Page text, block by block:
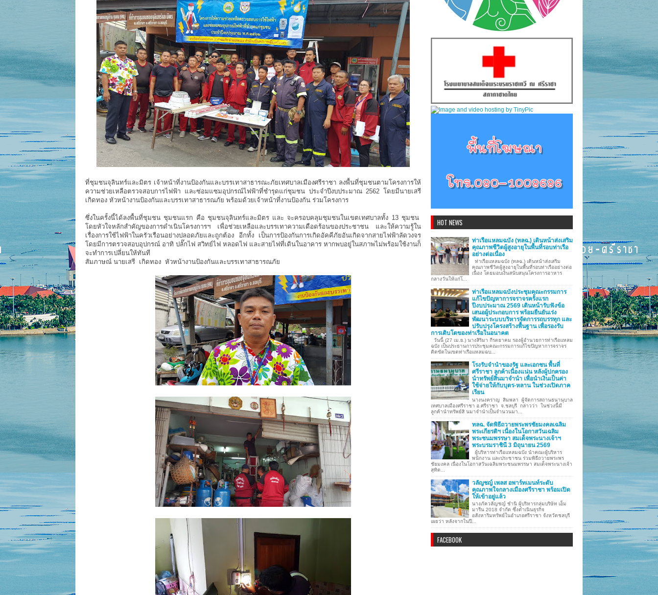
ที่ชุมชนจุลินทร์และมิตร เจ้าหน้าที่งานป้องกันและบรรเทาสาธารณะภัยเทศบาลเมืองศรีราชา ลงพื้นที่ชุมชนตามโครงการให้
ความช่วยเหลือตรวจสอบการไฟฟ้า และซ่อมแซมอุปกรณ์ไฟฟ้าที่ชำรุดแก่ชุมชน ประจำปีงบประมาณ 2562 โดยมีนายเสรี
เกิดทอง หัวหน้างานป้องกันและบรรเทาสาธารณภัย พร้อมด้วยเจ้าหน้าที่งานป้องกัน ร่วมโครงการ
ซึ่งในครั้งนี้ได้ลงพื้นที่ชุมชน ชุมชนแรก คือ ชุมชนจุลินทร์และมิตร และ จะครอบคลุมชุมชนในเขตเทศบาลทั้ง 13 ชุมชน
โดยหัวใจหลักสำคัญของการดำเนินโครงการฯ เพื่อช่วยเหลือและบรรเทาความเดือดร้อนของประชาชน และให้ความรู้ใน
เรื่องการใช้ไฟฟ้าในครัวเรือนอย่างปลอดภัยและถูกต้อง อีกทั้ง เป็นการป้องกันการเกิดอัคคีภัยอันเกิดจากสายไฟฟ้าลัดวงจร
โดยมีการตรวจสอบอุปกรณ์ อาทิ ปลั๊กไฟ สวิทย์ไฟ หลอดไฟ และสายไฟที่เดินในอาคาร หากพบอยู่ในสภาพไม่พร้อมใช้งานก็
จะทำการเปลี่ยนให้ทันที
สัมภาษณ์ นายเสรี เกิดทอง หัวหน้างานป้องกันและบรรเทาสาธารณภัย
HOT NEWS
ท่าเรือแหลมฉบัง (ทลฉ.) เดินหน้าส่งเสริม
คุณภาพชีวิตผู้สูงอายุในพื้นที่รอบท่าเรือ
อย่างต่อเนื่อง
ท่าเรือแหลมฉบัง (ทลฉ.) เดินหน้าส่งเสริม
คุณภาพชีวิตผู้สูงอายุในพื้นที่รอบท่าเรืออย่างต่อ
เนื่อง โดยมอบเงินสนับสนุนโครงการอาหาร
กลางวันให้แก่โ...
ท่าเรือแหลมฉบังประชุมคณะกรรมการ
แก้ไขปัญหาการจราจรครั้งแรก
ปีงบประมาณ 2569 เดินหน้ารับฟังข้อ
เสนอผู้ประกอบการ พร้อมยืนยันเร่ง
พัฒนาระบบบริหารจัดการรถบรรทุก และ
ปรับปรุงโครงสร้างพื้นฐาน เพื่อรองรับ
การเติบโตของท่าเรือในอนาคต
วันนี้ (27 เม.ย.) นางสิริมา กีรตยาคม รองผู้อำนวยการท่าเรือแหลม
ฉบัง เป็นประธานการประชุมคณะกรรมการแก้ไขปัญหาการจราจร
ติดขัดในเขตท่าเรือแหลมฉบ...
โรงรับจำนำของรัฐ และเอกชน พื้นที่
ศรีราชา ลูกค้าเนื่องแน่น หลังผู้ปกครอง
นำทรัพย์สินมาจำนำ เพื่อนำเงินเป็นค่า
ใช้จ่ายให้กับบุตร-หลาน ในช่วงเปิดภาค
เรียน
นางนงคราญ สิมพลา ผู้จัดการสถานธนานุบาล
เทศบาลเมืองศรีราชา อ.ศรีราชา จ.ชลบุรี กล่าวว่า ในช่วงนี้มี
ลูกค้านำทรัพย์สิ นมาจำนำเป็นจำนวนมา...
ทลฉ. จัดพิธีถวายพระพรชัยมงคลเฉลิม
พระเกียรติฯ เนื่องในโอกาสวันเฉลิม
พระชนมพรรษา สมเด็จพระนางเจ้าฯ
พระบรมราชินี 3 มิถุนายน 2569
ผู้บริหารท่าเรือแหลมฉบัง นำคณะผู้บริหาร
พนักงาน และประชาชน ร่วมพิธีถวายพระพร
ชัยมงคล เนื่องในโอกาสวันเฉลิมพระชนมพรรษา สมเด็จพระนางเจ้า
สุทิด...
วลัญชญ์ เพลส อพาร์ทเมนท์ระดับ
คุณภาพใจกลางเมืองศรีราชา พร้อมเปิด
ให้เข้าอยู่แล้ว
นางภัควลัญชญ์ ชำนิ ผู้บริหารกลุ่มบริษัท เอ็ม
มารีน 2018 จำกัด ซึ่งดำเนินธุรกิจ
อสังหาริมทรัพย์ในอำเภอศรีราชา จังหวัดชลบุรี
เผยว่า หลังจากในปี...
FACEBOOK